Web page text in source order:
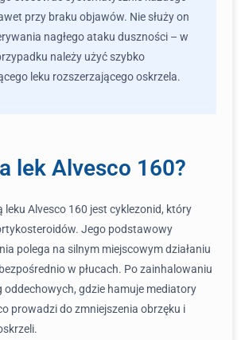
przy braku objawów. Nie służy on
nagłego ataku duszności – w
należy użyć szybko
leku rozszerzającego oskrzela.
lek Alvesco 160?
leku Alvesco 160 jest cyklezonid, który
Jego podstawowy
polega na silnym miejscowym działaniu
w płucach. Po zainhalowaniu
oddechowych, gdzie hamuje mediatory
prowadzi do zmniejszenia obrzęku i